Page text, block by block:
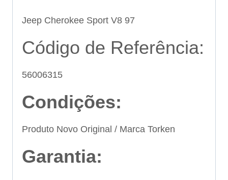
Jeep Cherokee Sport V8 97
Código de Referência:
56006315
Condições:
Produto Novo Original / Marca Torken
Garantia: